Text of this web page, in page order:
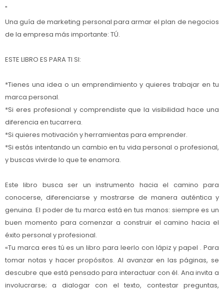
"
Una guía de marketing personal para armar el plan de negocios
de la empresa más importante: TÚ.
ESTE LIBRO ES PARA TI SI:
*Tienes una idea o un emprendimiento y quieres trabajar en tu
marca personal.
*Si eres profesional y comprendiste que la visibilidad hace una
diferencia en tucarrera.
*Si quieres motivación y herramientas para emprender.
*Si estás intentando un cambio en tu vida personal o profesional,
y buscas vivirde lo que te enamora.
Este libro busca ser un instrumento hacia el camino para
conocerse, diferenciarse y mostrarse de manera auténtica y
genuina. El poder de tu marca está en tus manos: siempre es un
buen momento para comenzar a construir el camino hacia el
éxito personal y profesional.
«Tu marca eres tú es un libro para leerlo con lápiz y papel . Para
tomar notas y hacer propósitos. Al avanzar en las páginas, se
descubre que está pensado para interactuar con él. Ana invita a
involucrarse; a dialogar con el texto, contestar preguntas,